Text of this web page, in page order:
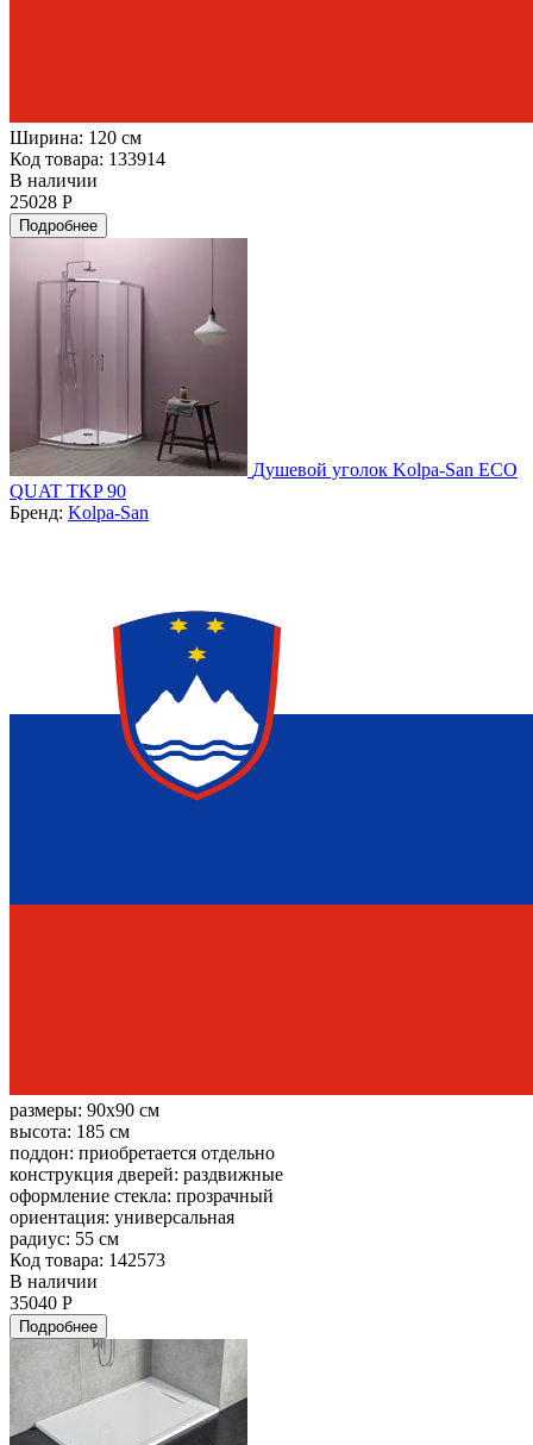
Ширина: 120 см
Код товара: 133914
В наличии
25028 Р
Подробнее
Душевой уголок Kolpa-San ECO
QUAT TKP 90
Бренд: Kolpa-San
размеры: 90x90 см
высота: 185 см
поддон: приобретается отдельно
конструкция дверей: раздвижные
оформление стекла: прозрачный
ориентация: универсальная
радиус: 55 см
Код товара: 142573
В наличии
35040 Р
Подробнее